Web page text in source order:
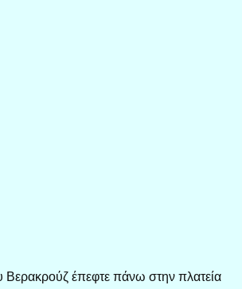
Βερακρούζ έπεφτε πάνω στην πλατεία